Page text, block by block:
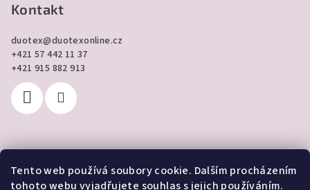
Tento web používá soubory cookie. Dalším procházením
tohoto webu vyjadřujete souhlas s jejich používáním.
Kontakt
duotex@duotexonline.cz
+421 57 442 11 37
+421 915 882 913
Přijímáme online platby